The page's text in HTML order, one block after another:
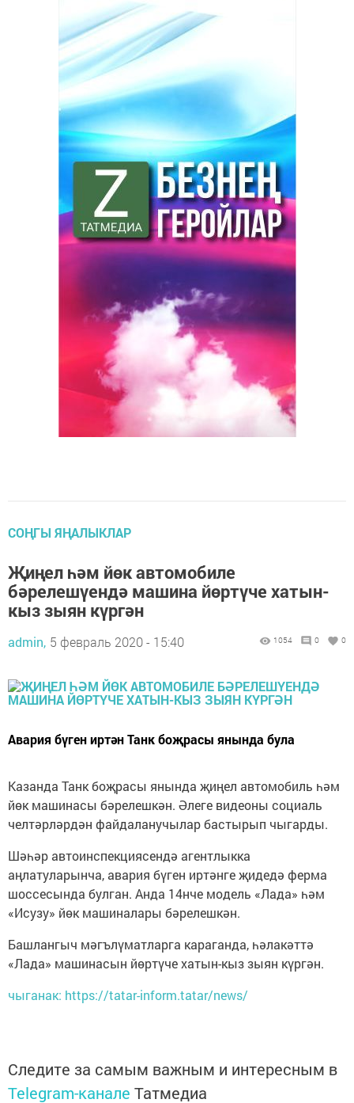
СОҢГЫ ЯҢАЛЫКЛАР
Җиңел һәм йөк автомобиле
бәрелешүендә машина йөртүче хатын-
кыз зыян күргән
admin, 5 февраль 2020 - 15:40 1054 0 0
Авария бүген иртән Танк боҗрасы янында була
Казанда Танк боҗрасы янында җиңел автомобиль һәм
йөк машинасы бәрелешкән. Әлеге видеоны социаль
челтәрләрдән файдаланучылар бастырып чыгарды.
Шәһәр автоинспекциясендә агентлыкка
аңлатуларынча, авария бүген иртәнге җидедә ферма
шоссесында булган. Анда 14нче модель «Лада» һәм
«Исузу» йөк машиналары бәрелешкән.
Башлангыч мәгълүматларга караганда, һәлакәттә
«Лада» машинасын йөртүче хатын-кыз зыян күргән.
чыганак: https://tatar-inform.tatar/news/
Следите за самым важным и интересным в
Telegram-канале Татмедиа